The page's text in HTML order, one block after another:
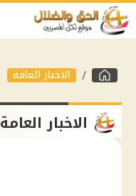
الاخبار العامة
الاخبار العامة